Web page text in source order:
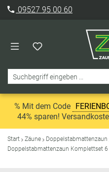
09527 95 00 60
% Mit dem Code
44% sparen!
Start Zäune
Doppelstabmattenzaun
Doppelstabmattenzaun Komplettset 6